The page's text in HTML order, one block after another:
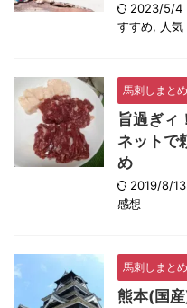
2023/5/4
すすめ, 人気
馬刺しまとめ
旨過ぎィ
ネットで
め
2019/8/13
感想
馬刺しまとめ
熊本(国